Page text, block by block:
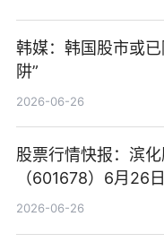
韩媒：韩国股市或
阱”
2026-06-26
股票行情快报：滨
（601678）6月26
卖出5964.34万元
2026-06-26